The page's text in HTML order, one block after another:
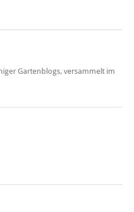
Gartenblogs, versammelt im